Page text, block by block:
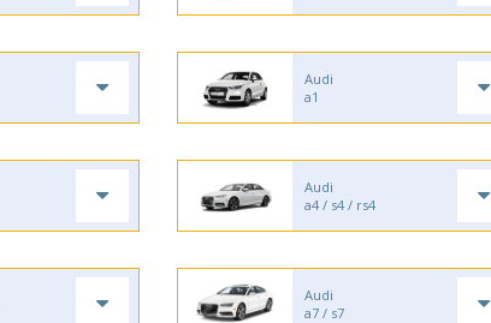
Audi
a1
Audi
a4 / s4 / rs4
Audi
a7 / s7